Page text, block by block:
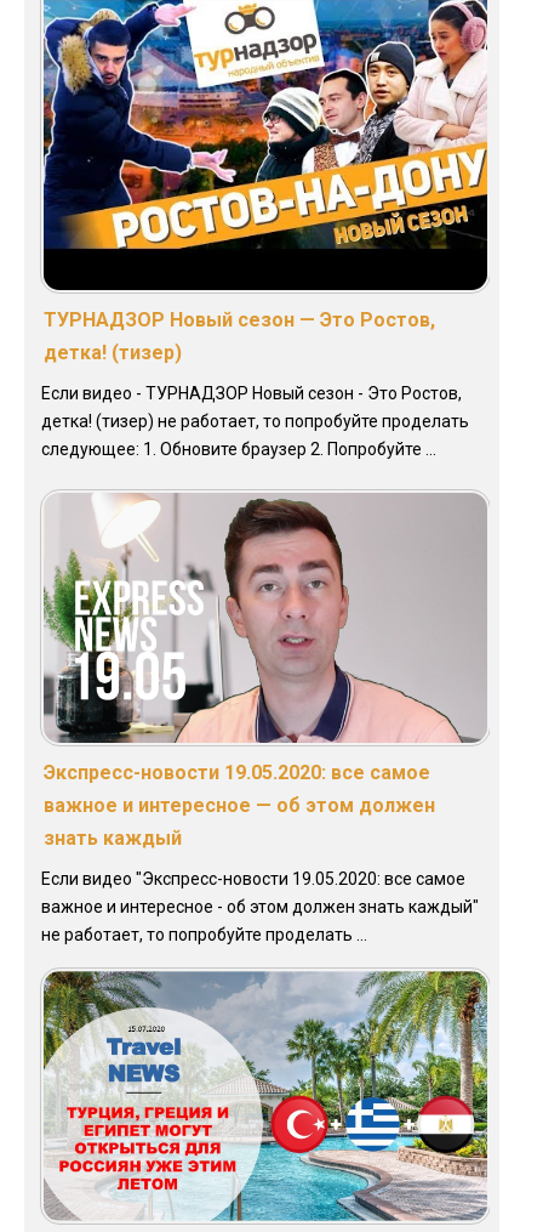
ТУРНАДЗОР Новый сезон — Это Ростов,
детка! (тизер)
Если видео - ТУРНАДЗОР Новый сезон - Это Ростов,
детка! (тизер) не работает, то попробуйте проделать
следующее: 1. Обновите браузер 2. Попробуйте ...
Экспресс-новости 19.05.2020: все самое
важное и интересное — об этом должен
знать каждый
Если видео "Экспресс-новости 19.05.2020: все самое
важное и интересное - об этом должен знать каждый"
не работает, то попробуйте проделать ...